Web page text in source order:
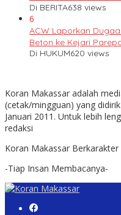
Di BERITA638 views
6
ACW Laporkan
Beton ke Kejari
Di HUKUM620 views
Koran Makassar adalah
(cetak/mingguan) yang
Januari 2011. Untuk lebih
redaksi
Koran Makassar
-Tiap Insan Membacanya-